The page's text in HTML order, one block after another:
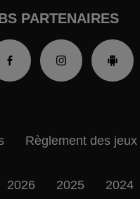
PARTENAIRES
Règlement des jeux
2026 2025 2024